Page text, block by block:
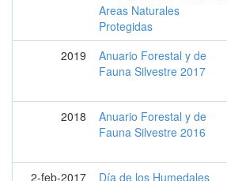
Areas Naturales
Protegidas
2019
Anuario Forestal y de
Fauna Silvestre 2017
2018
Anuario Forestal y de
Fauna Silvestre 2016
2-feb-2017
Día de los Humedales